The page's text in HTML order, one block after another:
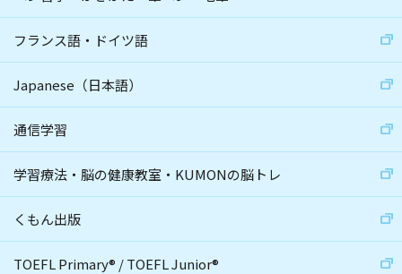
フランス語・ドイツ語
Japanese（日本語）
通信学習
学習療法・脳の健康教室・KUMONの脳トレ
くもん出版
TOEFL Primary® /TOEFL Junior®